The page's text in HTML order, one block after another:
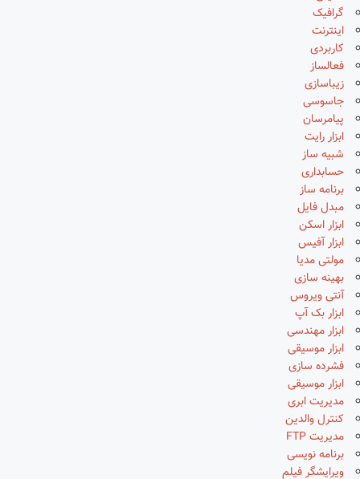
گرافیک
اینترنت
کاربردی
فعالساز
زیباسازی
جاسوسی
پیامرسان
ابزار رایت
شبیه ساز
حسابداری
برنامه ساز
مبدل فایل
ابزار اسکن
ابزار آفیس
مولتی مدیا
بهینه سازی
آنتی ویروس
ابزار بک آپ
ابزار مهندسی
ابزار موسیقی
فشرده سازی
ابزار موسیقی
مدیریت ابری
کنترل والدین
مدیریت FTP
برنامه نویسی
ویرایشگر فیلم